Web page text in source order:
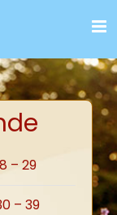
– 29
– 39